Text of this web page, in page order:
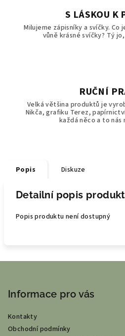
S LÁSKOU K
Milujeme zápisníky a svíčky. Co
vůně krásné svíčky? Tý
RUČNÍ
Velká většina produktů je
Nikča, grafiku Terez,
každá něco a to nás
Popis Diskuze
Detailní popis
Popis produktu není dostupný
Informace pro vás
Kontakty
Obchodní podmínky